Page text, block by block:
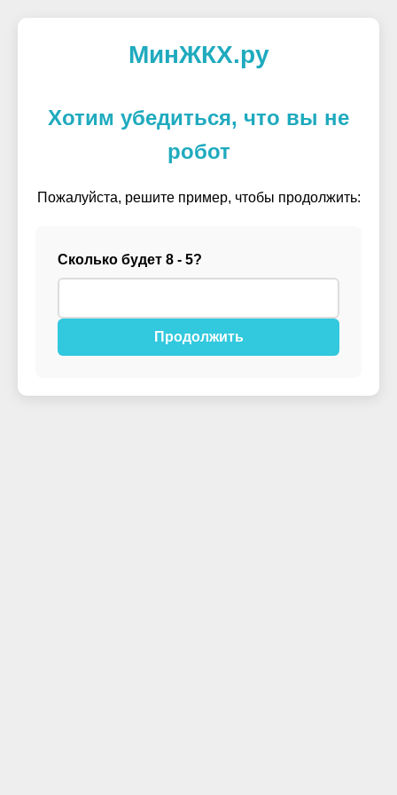
МинЖКХ.ру
Хотим убедиться, что вы не
робот
Пожалуйста, решите пример, чтобы продолжить:
Сколько будет 8 - 5?
Продолжить